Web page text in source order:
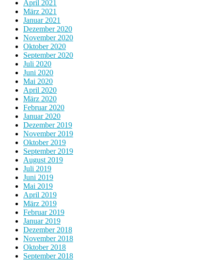
April 2021
März 2021
Januar 2021
Dezember 2020
November 2020
Oktober 2020
September 2020
Juli 2020
Juni 2020
Mai 2020
April 2020
März 2020
Februar 2020
Januar 2020
Dezember 2019
November 2019
Oktober 2019
September 2019
August 2019
Juli 2019
Juni 2019
Mai 2019
April 2019
März 2019
Februar 2019
Januar 2019
Dezember 2018
November 2018
Oktober 2018
September 2018